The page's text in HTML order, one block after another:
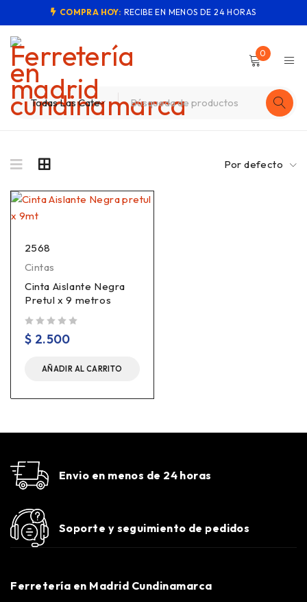
COMPRA HOY: RECIBE EN MENOS DE 24 HORAS
0
Por defecto
2568
Cintas
Cinta Aislante Negra
Pretul x 9 metros
$ 2.500
AÑADIR AL CARRITO
Envio en menos de 24 horas
Soporte y seguimiento de pedidos
Ferretería en Madrid Cundinamarca